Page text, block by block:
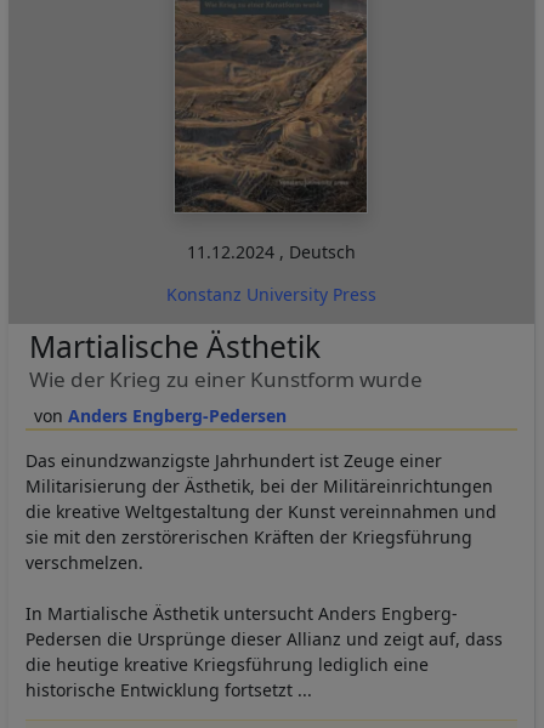
11.12.2024 , Deutsch
Konstanz University Press
Anders Engberg-Pedersen
Martialische Ästhetik
Wie der Krieg zu einer Kunstform wurde
Das einundzwanzigste Jahrhundert ist Zeuge einer
Militarisierung der Ästhetik, bei der Militäreinrichtungen
die kreative Weltgestaltung der Kunst vereinnahmen und
sie mit den zerstörerischen Kräften der Kriegsführung
verschmelzen.
In Martialische Ästhetik untersucht Anders Engberg-
Pedersen die Ursprünge dieser Allianz und zeigt auf, dass
die heutige kreative Kriegsführung lediglich eine
historische Entwicklung fortsetzt ...